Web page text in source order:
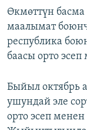
Өкмөттүн басма
маалымат
республика
баасы орто эсеп
Быйыл октябрь
ушундай эле
орто эсеп менен